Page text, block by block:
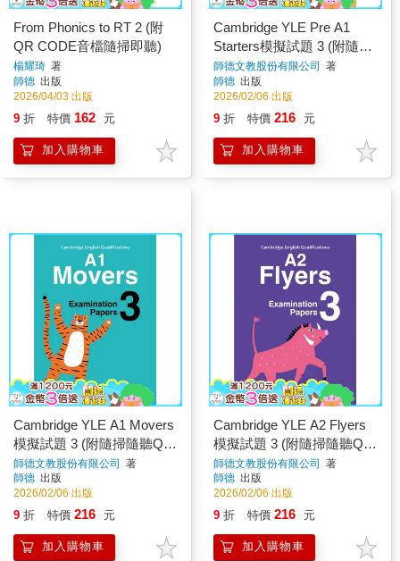
From Phonics to RT 2 (附
QR CODE音檔隨掃即聽)
楊耀琦 著
師德 出版
2026/04/03 出版
9 折 特價 162 元
加入購物車
Cambridge YLE Pre A1
Starters模擬試題 3 (附隨掃
隨聽QR CODE音檔) (Pre-
A1 Starters)
師德文教股份有限公司
著
師德 出版
2026/02/06 出版
9 折 特價 216 元
加入購物車
Cambridge YLE A1 Movers
模擬試題 3 (附隨掃隨聽QR
CODE音檔) (A1 Movers)
師德文教股份有限公司 著
師德 出版
2026/02/06 出版
9 折 特價 216 元
加入購物車
Cambridge YLE A2 Flyers
模擬試題 3 (附隨掃隨聽QR
CODE音檔) (A2 Flyers)
師德文教股份有限公司 著
師德 出版
2026/02/06 出版
9 折 特價 216 元
加入購物車